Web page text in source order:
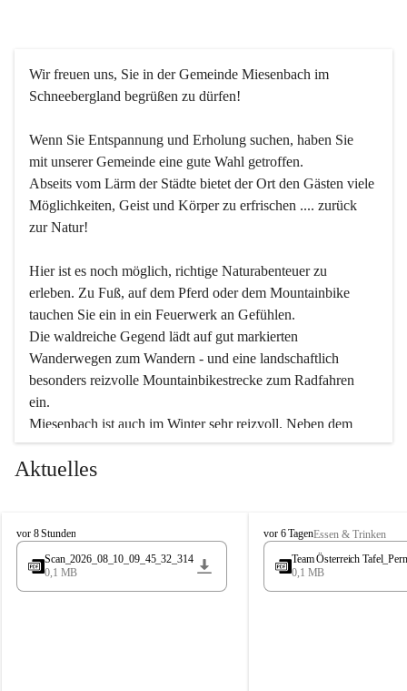
Wir freuen uns, Sie in der Gemeinde Miesenbach im
Schneebergland begrüßen zu dürfen!
Wenn Sie Entspannung und Erholung suchen, haben Sie
mit unserer Gemeinde eine gute Wahl getroffen.
Abseits vom Lärm der Städte bietet der Ort den Gästen viele
Möglichkeiten, Geist und Körper zu erfrischen .... zurück
zur Natur!
Hier ist es noch möglich, richtige Naturabenteuer zu
erleben. Zu Fuß, auf dem Pferd oder dem Mountainbike
tauchen Sie ein in ein Feuerwerk an Gefühlen.
Die waldreiche Gegend lädt auf gut markierten
Wanderwegen zum Wandern - und eine landschaftlich
besonders reizvolle Mountainbikestrecke zum Radfahren
ein.
Miesenbach ist auch im Winter sehr reizvoll. Neben dem
Eisstockschießen gibt es auf dem nahe gelegenen Unterberg
wunderschöne Naturschneepisten, die zum Schifahren oder
vielfältige Angebot unserer Kulturvereine.
Überzeugen Sie sich selbst, dass Sie in Miesenbach sowie
Aktuelles
M
i
s
vor 8 Stunden
Scan_2026_08_10_09_45_32_314
0,1 MB
M
i
s
vor 6 TagenEssen & Trinken
Team Österreich
0,1 MB